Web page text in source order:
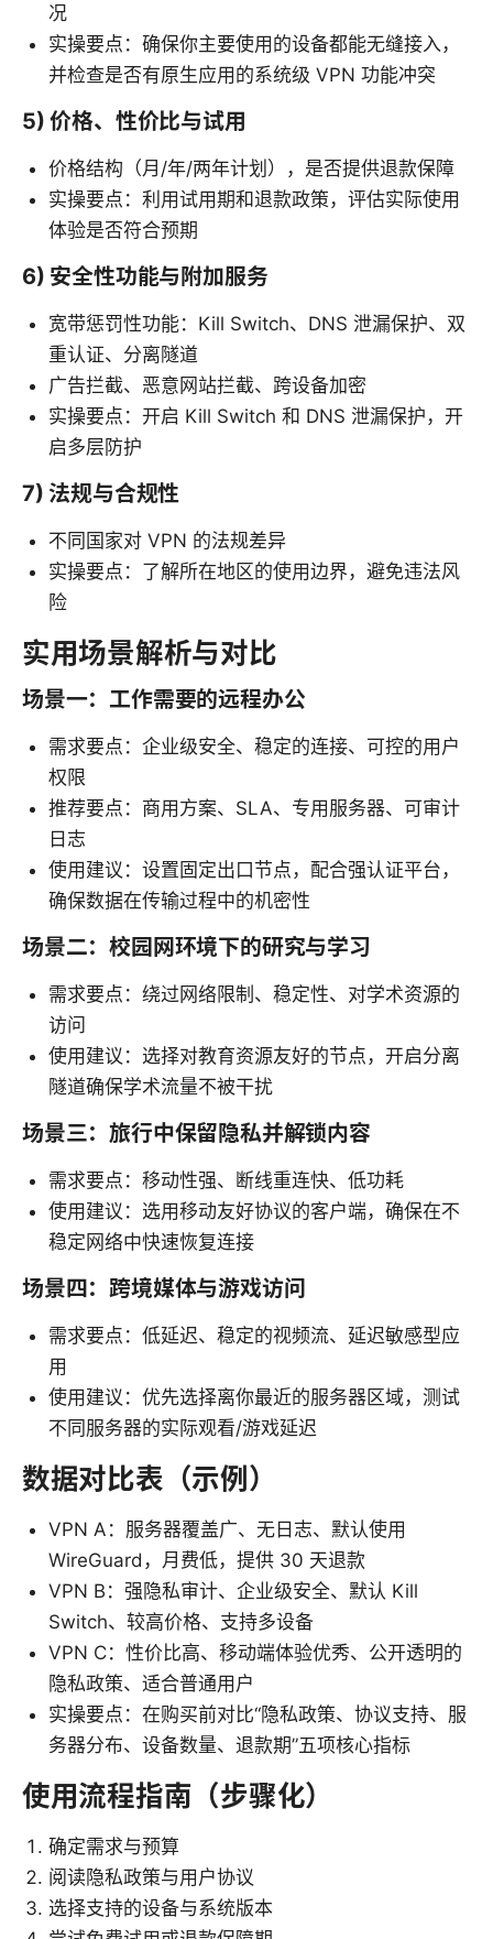
况
实操要点：确保你主要使用的设备都能无缝接入，
并检查是否有原生应用的系统级 VPN 功能冲突
5) 价格、性价比与试用
价格结构（月/年/两年计划），是否提供退款保障
实操要点：利用试用期和退款政策，评估实际使用
体验是否符合预期
6) 安全性功能与附加服务
宽带惩罚性功能：Kill Switch、DNS 泄漏保护、双
重认证、分离隧道
广告拦截、恶意网站拦截、跨设备加密
实操要点：开启 Kill Switch 和 DNS 泄漏保护，开
启多层防护
7) 法规与合规性
不同国家对 VPN 的法规差异
实操要点：了解所在地区的使用边界，避免违法风
险
实用场景解析与对比
场景一：工作需要的远程办公
需求要点：企业级安全、稳定的连接、可控的用户
权限
推荐要点：商用方案、SLA、专用服务器、可审计
日志
使用建议：设置固定出口节点，配合强认证平台，
确保数据在传输过程中的机密性
场景二：校园网环境下的研究与学习
需求要点：绕过网络限制、稳定性、对学术资源的
访问
使用建议：选择对教育资源友好的节点，开启分离
隧道确保学术流量不被干扰
场景三：旅行中保留隐私并解锁内容
需求要点：移动性强、断线重连快、低功耗
使用建议：选用移动友好协议的客户端，确保在不
稳定网络中快速恢复连接
场景四：跨境媒体与游戏访问
需求要点：低延迟、稳定的视频流、延迟敏感型应
用
使用建议：优先选择离你最近的服务器区域，测试
不同服务器的实际观看/游戏延迟
数据对比表（示例）
VPN A：服务器覆盖广、无日志、默认使用
WireGuard，月费低，提供 30 天退款
VPN B：强隐私审计、企业级安全、默认 Kill
Switch、较高价格、支持多设备
VPN C：性价比高、移动端体验优秀、公开透明的
隐私政策、适合普通用户
实操要点：在购买前对比“隐私政策、协议支持、服
务器分布、设备数量、退款期”五项核心指标
使用流程指南（步骤化）
确定需求与预算
阅读隐私政策与用户协议
选择支持的设备与系统版本